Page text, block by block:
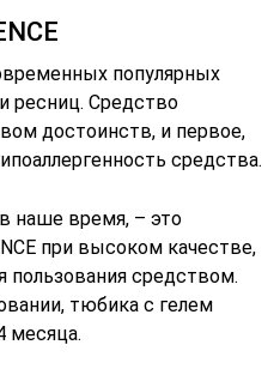
популярных
ресниц. Средство
достоинств, и первое,
средства.
наше время, – это
при высоком качестве,
пользования средством.
тюбика с гелем
месяца.